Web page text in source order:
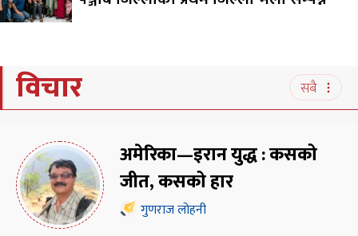
विचार सबै
अमेरिका—इरान युद्ध : कसको
जीत, कसको हार
गुणराज लोहनी